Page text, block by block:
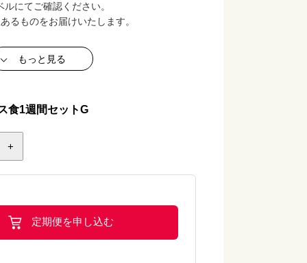
ルにてご確認ください。
るものをお届けいたします。
タリング株式会社
冷蔵庫解凍(約8時間)で、そのままお召し上
後の温湯に数分つけて温めてください。
、ちょうど良い温湯（約50℃）になりま
もっと見る
食1週間セットG
+
定期便を申し込む